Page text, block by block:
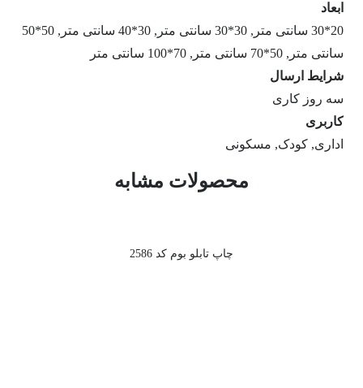
ابعاد
20*30 سانتی متر, 30*30 سانتی متر, 30*40 سانتی متر, 50*50
سانتی متر, 50*70 سانتی متر, 70*100 سانتی متر
شرایط ارسال
سه روز کاری
کاربری
اداری, کودک, مسکونی
محصولات مشابه
چاپ تابلو بوم کد 2586